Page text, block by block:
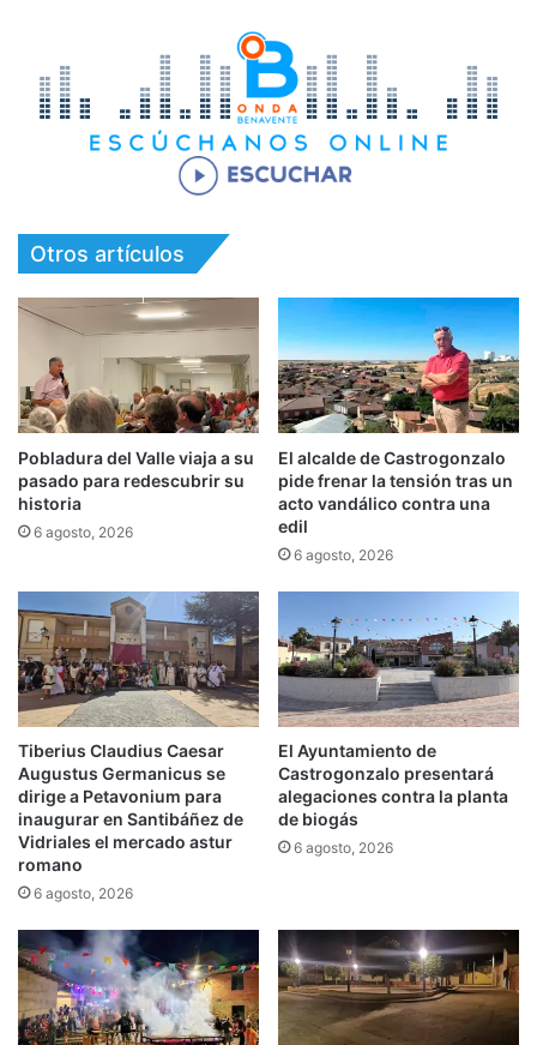
Otros artículos
Pobladura del Valle viaja a su
pasado para redescubrir su
historia
6 agosto, 2026
El alcalde de Castrogonzalo
pide frenar la tensión tras un
acto vandálico contra una
edil
6 agosto, 2026
Tiberius Claudius Caesar
Augustus Germanicus se
dirige a Petavonium para
inaugurar en Santibáñez de
Vidriales el mercado astur
romano
6 agosto, 2026
El Ayuntamiento de
Castrogonzalo presentará
alegaciones contra la planta
de biogás
6 agosto, 2026